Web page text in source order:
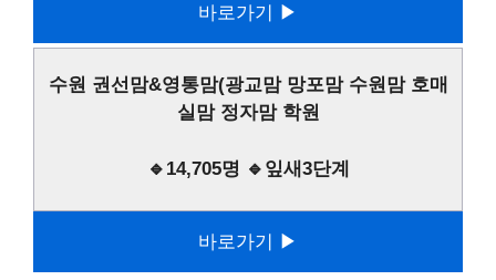
바로가기 ▶
수원 권선맘&영통맘(광교맘 망포맘 수원맘 호매
실맘 정자맘 학원
🔹14,705명 🔹잎새3단계
바로가기 ▶